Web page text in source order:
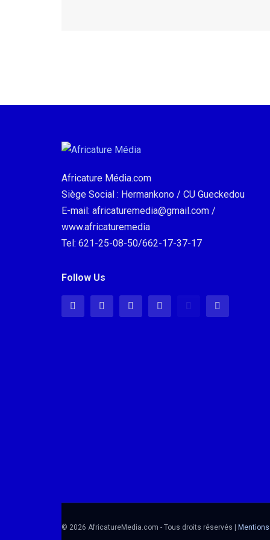
Africature Média.com
Siège Social : Hermankono / CU Gueckedou
E-mail: africaturemedia@gmail.com /
www.africaturemedia
Tel: 621-25-08-50/662-17-37-17
Follow Us
© 2026 AfricatureMedia.com - Tous droits réservés |